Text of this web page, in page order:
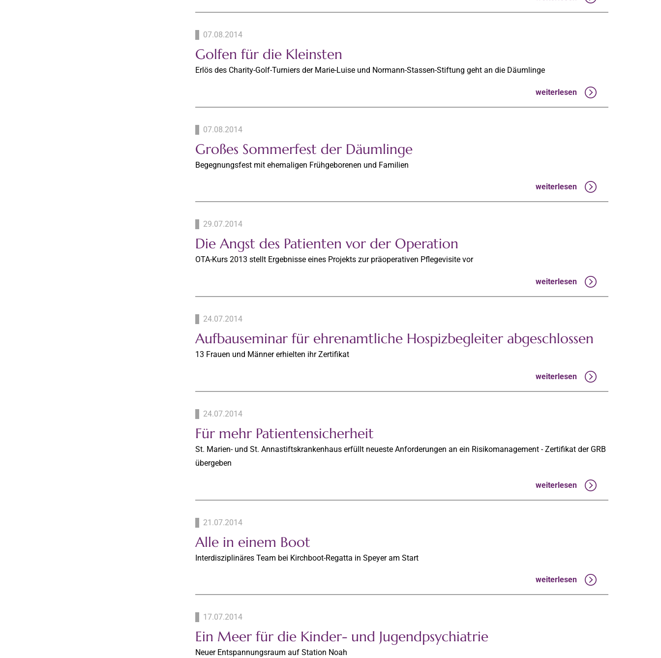
07.08.2014
Golfen für die Kleinsten
Erlös des Charity-Golf-Turniers der Marie-Luise und Normann-Stassen-Stiftung geht an die Däumlinge
weiterlesen
07.08.2014
Großes Sommerfest der Däumlinge
Begegnungsfest mit ehemaligen Frühgeborenen und Familien
weiterlesen
29.07.2014
Die Angst des Patienten vor der Operation
OTA-Kurs 2013 stellt Ergebnisse eines Projekts zur präoperativen Pflegevisite vor
weiterlesen
24.07.2014
Aufbauseminar für ehrenamtliche Hospizbegleiter abgeschlossen
13 Frauen und Männer erhielten ihr Zertifikat
weiterlesen
24.07.2014
Für mehr Patientensicherheit
St. Marien- und St. Annastiftskrankenhaus erfüllt neueste Anforderungen an ein Risikomanagement - Zertifikat der GRB
übergeben
weiterlesen
21.07.2014
Alle in einem Boot
Interdisziplinäres Team bei Kirchboot-Regatta in Speyer am Start
weiterlesen
17.07.2014
Ein Meer für die Kinder- und Jugendpsychiatrie
Neuer Entspannungsraum auf Station Noah